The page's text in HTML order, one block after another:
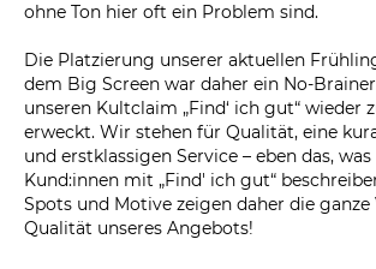
ohne Ton hier oft ein Problem sind.
Die Platzierung unserer aktuellen
dem Big Screen war daher ein No-
unseren Kultclaim „Find‘ ich gut“ wieder
erweckt. Wir stehen für Qualität, eine
und erstklassigen Service – eben das,
Kund:innen mit „Find' ich gut“
Spots und Motive zeigen daher die
Qualität unseres Angebots!